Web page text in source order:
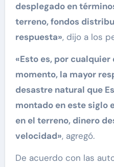
desplegado en
terreno, fondos
respuesta», dijo a los
«Esto es, por
momento, la mayor
desastre natural que
montado en este siglo
en el terreno, dinero
velocidad», agregó.
De acuerdo con las